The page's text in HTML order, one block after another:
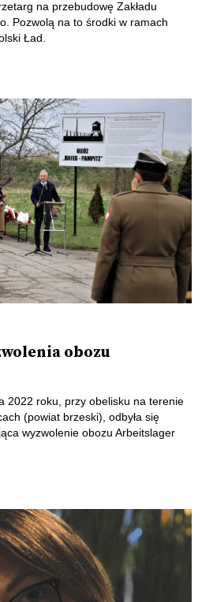
na przebudowę Zakładu
Pozwolą na to środki w ramach
Ład.
obozu
2022 roku, przy obelisku na terenie
(powiat brzeski), odbyła się
wyzwolenie obozu Arbeitslager